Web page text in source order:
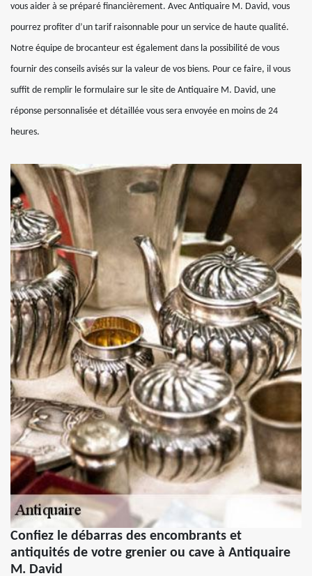
vous aider à se préparé financièrement. Avec Antiquaire M. David, vous
pourrez profiter d’un tarif raisonnable pour un service de haute qualité.
Notre équipe de brocanteur est également dans la possibilité de vous
fournir des conseils avisés sur la valeur de vos biens. Pour ce faire, il vous
suffit de remplir le formulaire sur le site de Antiquaire M. David, une
réponse personnalisée et détaillée vous sera envoyée en moins de 24
heures.
Confiez le débarras des encombrants et
antiquités de votre grenier ou cave à Antiquaire
M. David